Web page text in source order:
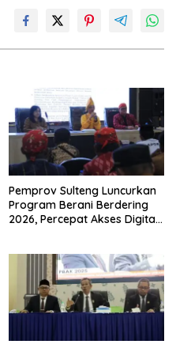
Pemprov Sulteng Luncurkan
Program Berani Berdering
2026, Percepat Akses Digital